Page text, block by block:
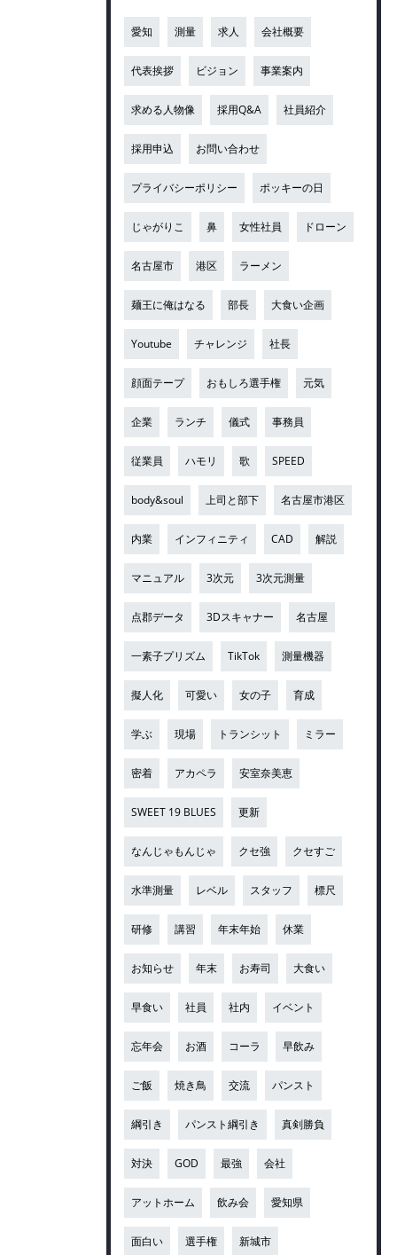
愛知 測量 求人 会社概要
代表挨拶 ビジョン 事業案内
求める人物像 採用Q&A 社員紹介
採用申込 お問い合わせ
プライバシーポリシー ポッキーの日
じゃがりこ 鼻 女性社員 ドローン
名古屋市 港区 ラーメン
麺王に俺はなる 部長 大食い企画
Youtube チャレンジ 社長
顔面テープ おもしろ選手権 元気
企業 ランチ 儀式 事務員
従業員 ハモリ 歌 SPEED
body&soul 上司と部下 名古屋市港区
内業 インフィニティ CAD 解説
マニュアル 3次元 3次元測量
点郡データ 3Dスキャナー 名古屋
一素子プリズム TikTok 測量機器
擬人化 可愛い 女の子 育成
学ぶ 現場 トランシット ミラー
密着 アカペラ 安室奈美恵
SWEET 19 BLUES 更新
なんじゃもんじゃ クセ強 クセすご
水準測量 レベル スタッフ 標尺
研修 講習 年末年始 休業
お知らせ 年末 お寿司 大食い
早食い 社員 社内 イベント
忘年会 お酒 コーラ 早飲み
ご飯 焼き鳥 交流 パンスト
綱引き パンスト綱引き 真剣勝負
対決 GOD 最強 会社
アットホーム 飲み会 愛知県
面白い 選手権 新城市